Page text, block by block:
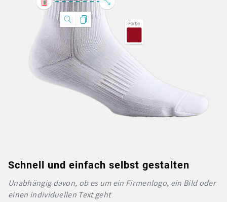
Schnell und einfach selbst gestalten
Unabhängig davon, ob es um ein Firmenlogo, ein Bild oder
einen individuellen Text geht